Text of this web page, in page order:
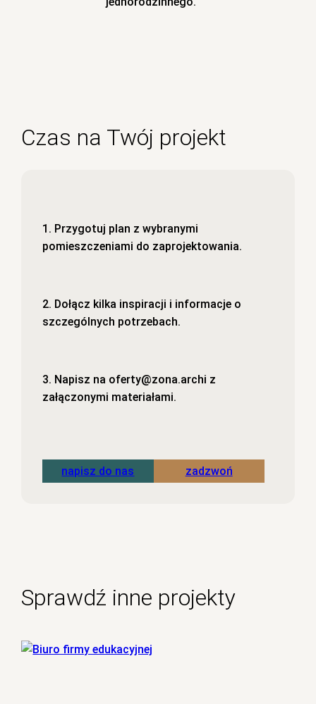
Czas na Twój projekt
1. Przygotuj plan z wybranymi
pomieszczeniami do zaprojektowania.
2. Dołącz kilka inspiracji i informacje o
szczególnych potrzebach.
3. Napisz na oferty@zona.archi z
załączonymi materiałami.
napisz do nas zadzwoń
Sprawdź inne projekty